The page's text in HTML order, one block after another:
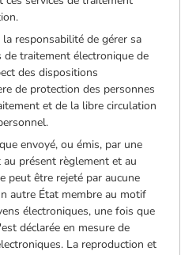
responsabilité de gérer sa
de traitement électronique de
des dispositions
de protection des personnes
et de la libre circulation
envoyé, ou émis, par une
présent règlement et au
peut être rejeté par aucune
autre État membre au motif
électroniques, une fois que
déclarée en mesure de
La reproduction et